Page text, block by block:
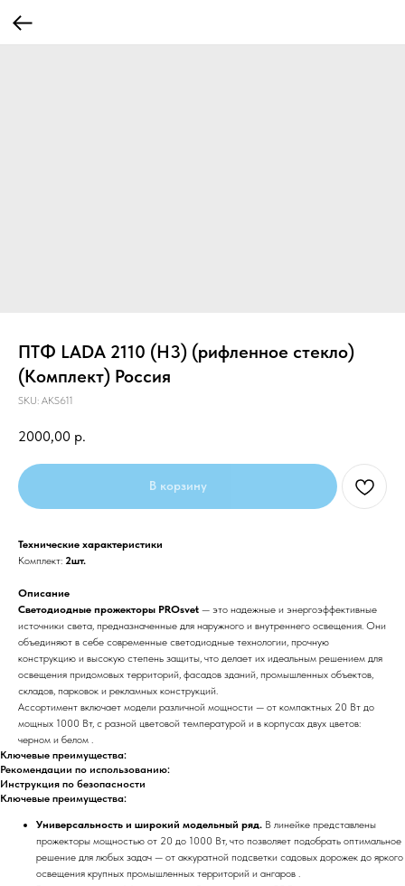
ПТФ LADA 2110 (H3) (рифленное стекло)
(Комплект) Россия
SKU: AKS611
2000,00 р.
В корзину
Технические характеристики
Комплект: 2шт.
Описание
Светодиодные прожекторы PROsvet — это надежные и энергоэффективные
источники света, предназначенные для наружного и внутреннего освещения. Они
объединяют в себе современные светодиодные технологии, прочную
конструкцию и высокую степень защиты, что делает их идеальным решением для
освещения придомовых территорий, фасадов зданий, промышленных объектов,
складов, парковок и рекламных конструкций.
Ассортимент включает модели различной мощности — от компактных 20 Вт до
мощных 1000 Вт, с разной цветовой температурой и в корпусах двух цветов:
черном и белом .
Ключевые преимущества:
Рекомендации по использованию:
Инструкция по безопасности
Ключевые преимущества:
Универсальность и широкий модельный ряд. В линейке представлены
прожекторы мощностью от 20 до 1000 Вт, что позволяет подобрать оптимальное
решение для любых задач — от аккуратной подсветки садовых дорожек до яркого
освещения крупных промышленных территорий и ангаров .